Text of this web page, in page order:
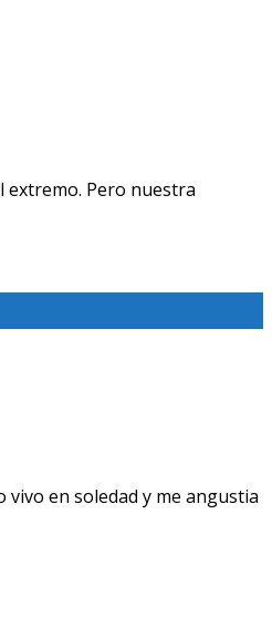
extremo. Pero nuestra
vivo en soledad y me angustia